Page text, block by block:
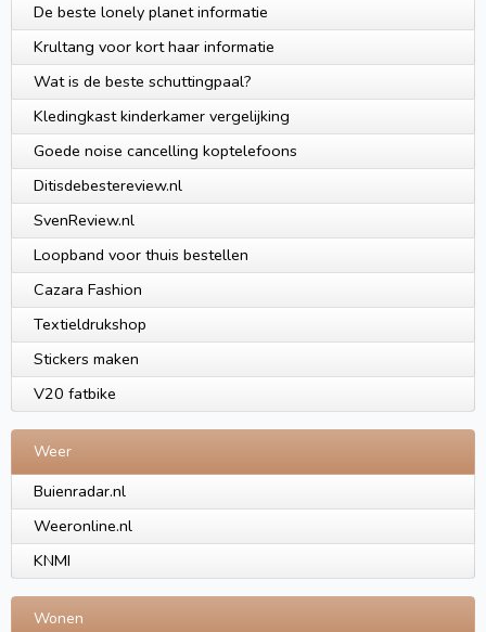
De beste lonely planet informatie
Krultang voor kort haar informatie
Wat is de beste schuttingpaal?
Kledingkast kinderkamer vergelijking
Goede noise cancelling koptelefoons
Ditisdebestereview.nl
SvenReview.nl
Loopband voor thuis bestellen
Cazara Fashion
Textieldrukshop
Stickers maken
V20 fatbike
Weer
Buienradar.nl
Weeronline.nl
KNMI
Wonen